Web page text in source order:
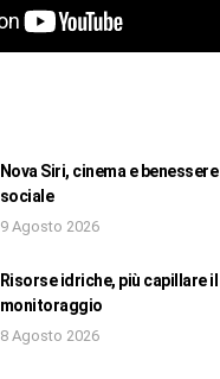
Nova Siri, cinema e benessere
sociale
9 Agosto 2026
Risorse idriche, più capillare il
monitoraggio
8 Agosto 2026